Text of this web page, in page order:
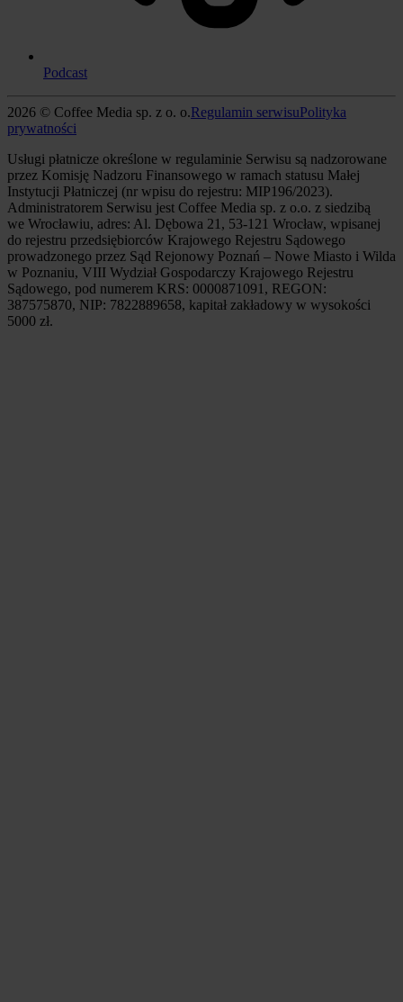
Podcast
2026 © Coffee Media sp. z o. o.Regulamin serwisuPolityka
prywatności
Usługi płatnicze określone w regulaminie Serwisu są nadzorowane
przez Komisję Nadzoru Finansowego w ramach statusu Małej
Instytucji Płatniczej (nr wpisu do rejestru: MIP196/2023).
Administratorem Serwisu jest Coffee Media sp. z o.o. z siedzibą
we Wrocławiu, adres: Al. Dębowa 21, 53-121 Wrocław, wpisanej
do rejestru przedsiębiorców Krajowego Rejestru Sądowego
prowadzonego przez Sąd Rejonowy Poznań – Nowe Miasto i Wilda
w Poznaniu, VIII Wydział Gospodarczy Krajowego Rejestru
Sądowego, pod numerem KRS: 0000871091, REGON:
387575870, NIP: 7822889658, kapitał zakładowy w wysokości
5000 zł.